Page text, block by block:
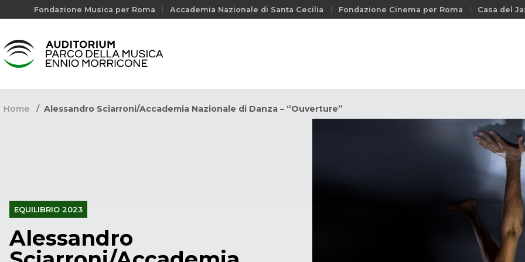
Fondazione Musica per Roma Accademia Nazionale di Santa Cecilia Fondazione Cinema per Roma Casa del
Home Alessandro Sciarroni/Accademia Nazionale di Danza – “Ouverture”
EQUILIBRIO 2023
Alessandro